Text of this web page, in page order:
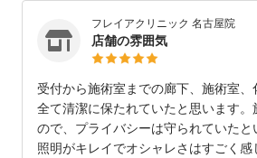
フレイアクリニック 名古屋院
店舗の雰囲気
受付から施術室までの廊下、施術室、
全て清潔に保たれていたと思います。
ので、プライバシーは守られていたと
照明がキレイでオシャレさはすごく感